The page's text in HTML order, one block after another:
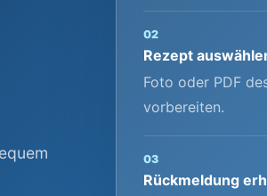
02
Rezept
Foto oder PDF
vorbereiten.
03
Rückmeldung